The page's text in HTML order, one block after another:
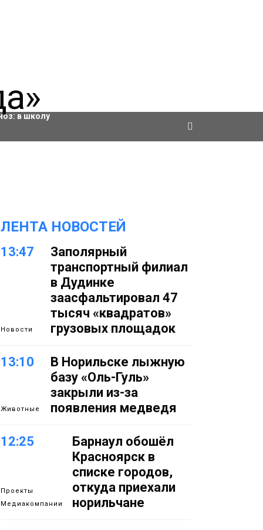
в школу
ЛЕНТА НОВОСТЕЙ
13:47
Новости
Заполярный
транспортный филиал
в Дудинке
заасфальтировал 47
тысяч «квадратов»
грузовых площадок
13:10
Животные
В Норильске лыжную
базу «Оль-Гуль»
закрыли из-за
появления медведя
12:25
Проекты
Медиакомпании
Барнаул обошёл
Красноярск в
списке городов,
откуда приехали
норильчане